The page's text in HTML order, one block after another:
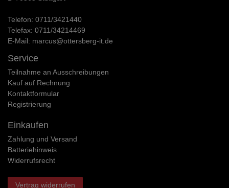
Telefon: 0711/3421440
Telefax: 0711/34214469
E-Mail: marcus@ottersberg-it.de
Service
Teilnahme an Ausschreibungen
Kauf auf Rechnung
Kontaktformular
Registrierung
Einkaufen
Zahlung und Versand
Batteriehinweis
Widerrufs­recht
Vertrag widerrufen